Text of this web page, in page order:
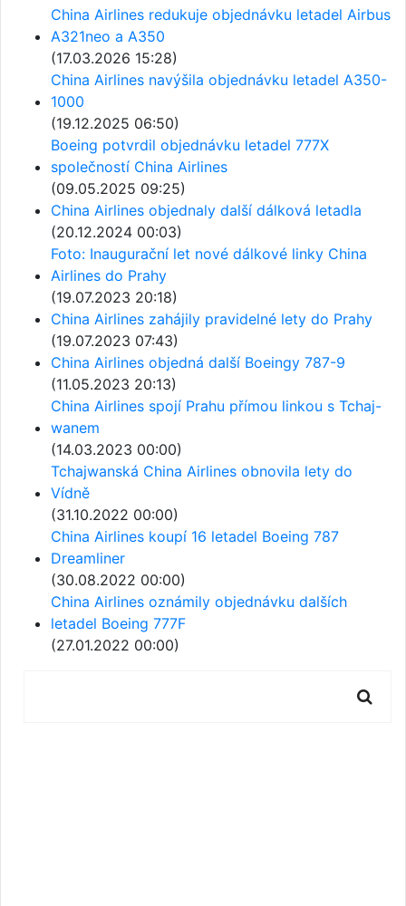
China Airlines redukuje objednávku letadel Airbus
A321neo a A350
(17.03.2026 15:28)
China Airlines navýšila objednávku letadel A350-
1000
(19.12.2025 06:50)
Boeing potvrdil objednávku letadel 777X
společností China Airlines
(09.05.2025 09:25)
China Airlines objednaly další dálková letadla
(20.12.2024 00:03)
Foto: Inaugurační let nové dálkové linky China
Airlines do Prahy
(19.07.2023 20:18)
China Airlines zahájily pravidelné lety do Prahy
(19.07.2023 07:43)
China Airlines objedná další Boeingy 787-9
(11.05.2023 20:13)
China Airlines spojí Prahu přímou linkou s Tchaj-
wanem
(14.03.2023 00:00)
Tchajwanská China Airlines obnovila lety do
Vídně
(31.10.2022 00:00)
China Airlines koupí 16 letadel Boeing 787
Dreamliner
(30.08.2022 00:00)
China Airlines oznámily objednávku dalších
letadel Boeing 777F
(27.01.2022 00:00)